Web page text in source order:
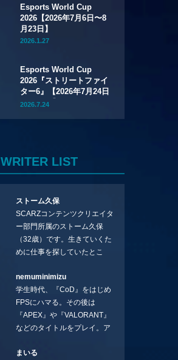
Esports World Cup
2026【2026年7月6日〜8
月23日】
2026.1.27
Esports World Cup
2026『ストリートファイ
ター6』【2026年7月24日
～8月1日】
2026.7.24
WRITER LIST
ストーム久保
SCARZコンテンツクリエイタ
ー部門所属のストーム久保
（32歳）です。生きていくた
めに仕事を探していたとこ
コラムを連載させてもらえる
ことになりました。言いたい
ことを言っていきます。X：
https://x.com/stormKUBO
YouTube：
rmKUBO
nemuminimizu
学生時代、『CoD』をはじめ
FPSにハマる。その後は
『APEX』や『VALORANT』
などのタイトルをプレイ。ア
BGMなどを手掛ける作曲家と
まいる